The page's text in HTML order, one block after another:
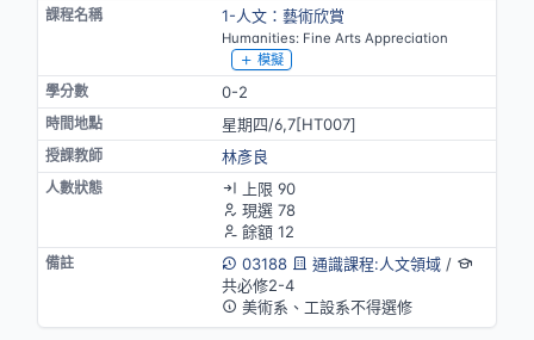
1-人文：藝術欣賞
Humanities: Fine Arts Appreciation
模擬
0-2
星期四/6,7[HT007]
林彥良
上限 90
現選 78
餘額 12
03188
通識課程:人文領域/
共必修2-4
美術系、工設系不得選修